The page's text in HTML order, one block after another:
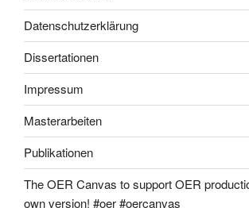
Datenschutzerklärung
Dissertationen
Impressum
Masterarbeiten
Publikationen
The OER Canvas to support OER
own version! #oer #oercanvas